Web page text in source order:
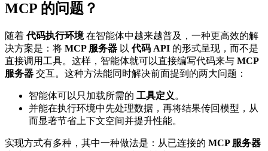
MCP 的问题？
随着代码执行环境在智能体中越来越普及，一种更高效的解
决方案是：将 MCP 服务器 以代码 API 的形式呈现，而不是
直接调用工具。这样，智能体就可以直接编写代码来与 MCP
服务器 交互。这种方法能同时解决前面提到的两大问题：
智能体可以只加载所需的 工具定义 。
并能在执行环境中先处理数据，再将结果传回模型，从
而显著节省上下文空间并提升性能。
实现方式有多种，其中一种做法是：从已连接的 MCP 服务器